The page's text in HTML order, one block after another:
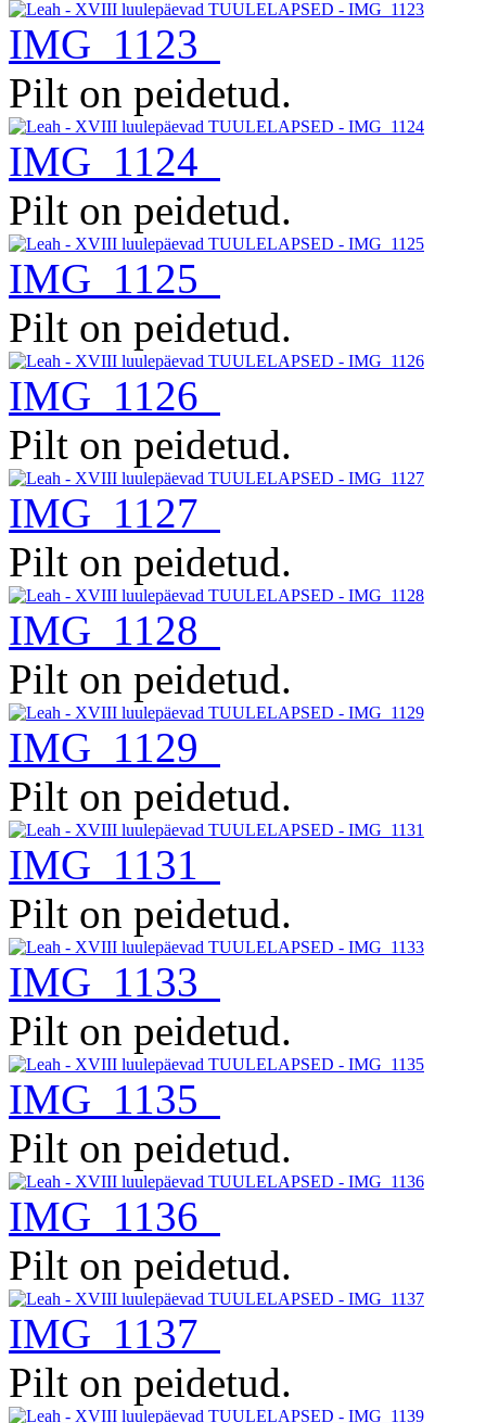
IMG_1123
Pilt on peidetud.
IMG_1124
Pilt on peidetud.
IMG_1125
Pilt on peidetud.
IMG_1126
Pilt on peidetud.
IMG_1127
Pilt on peidetud.
IMG_1128
Pilt on peidetud.
IMG_1129
Pilt on peidetud.
IMG_1131
Pilt on peidetud.
IMG_1133
Pilt on peidetud.
IMG_1135
Pilt on peidetud.
IMG_1136
Pilt on peidetud.
IMG_1137
Pilt on peidetud.